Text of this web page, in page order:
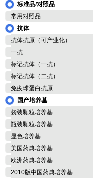
标准品/对照品
常用对照品
抗体
抗体抗原（可产业化）
一抗
标记抗体（一抗）
标记抗体（二抗）
免疫球蛋白抗原
国产培养基
袋装颗粒培养基
瓶装颗粒培养基
显色培养基
美国药典培养基
欧洲药典培养基
2010版中国药典培养基